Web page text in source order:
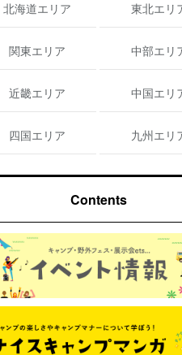
北海道エリア 東北エリ
関東エリア 中部エリ
近畿エリア 中国エリ
四国エリア 九州エリ
Contents